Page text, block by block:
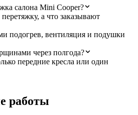
салона Mini Cooper?
а что заказывают
подогрев, вентиляция и подушки
через полгода?
передние кресла или один
работы